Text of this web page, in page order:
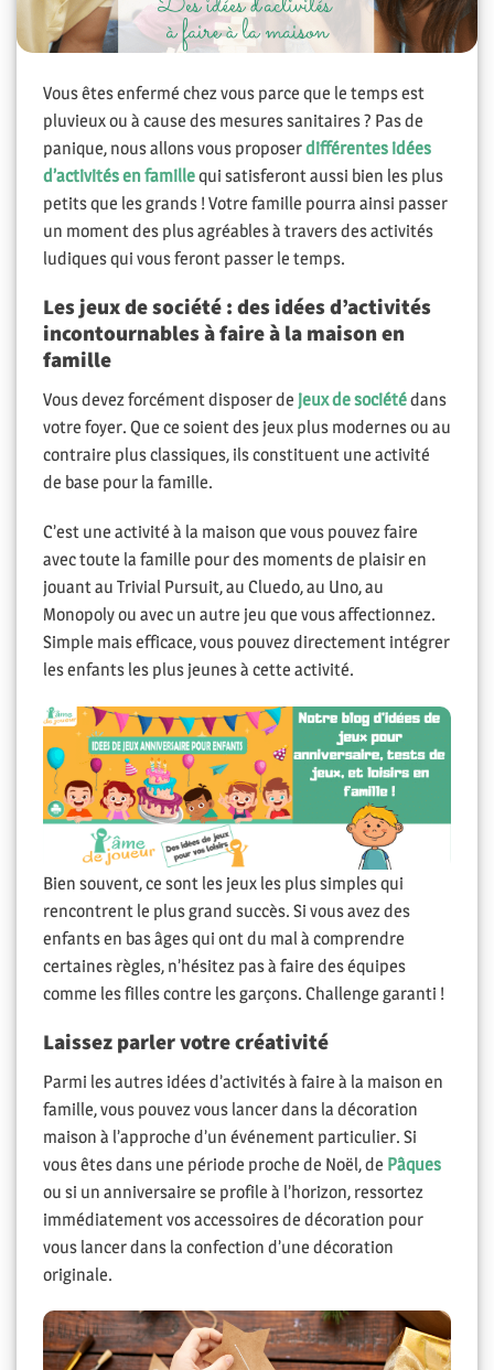
Vous êtes enfermé chez vous parce que le temps est
pluvieux ou à cause des mesures sanitaires ? Pas de
panique, nous allons vous proposerdifférentes idées
d’activités en famillequi satisferont aussi bien les plus
petits que les grands ! Votre famille pourra ainsi passer
un moment des plus agréables à travers des activités
ludiques qui vous feront passer le temps.
Les jeux de société : des idées d’activités
incontournables à faire à la maison en
famille
Vous devez forcément disposer de jeux de sociétédans
votre foyer. Que ce soient des jeux plus modernes ou au
contraire plus classiques, ils constituent une activité
de base pour la famille.
C’est une activité à la maison que vous pouvez faire
avec toute la famille pour des moments de plaisir en
jouant au Trivial Pursuit, au Cluedo, au Uno, au
Monopoly ou avec un autre jeu que vous affectionnez.
Simple mais efficace, vous pouvez directement intégrer
les enfants les plus jeunes à cette activité.
Bien souvent, ce sont les jeux les plus simples qui
rencontrent le plus grand succès. Si vous avez des
enfants en bas âges qui ont du mal à comprendre
certaines règles, n’hésitez pas à faire des équipes
comme les filles contre les garçons. Challenge garanti !
Laissez parler votre créativité
Parmi les autres idées d’activités à faire à la maison en
famille, vous pouvez vous lancer dans la décoration
maison à l’approche d’un événement particulier. Si
vous êtes dans une période proche de Noël, de Pâques
ou si un anniversaire se profile à l’horizon, ressortez
immédiatement vos accessoires de décoration pour
vous lancer dans la confection d’une décoration
originale.